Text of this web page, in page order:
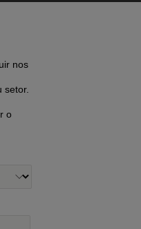
nos
setor.
o